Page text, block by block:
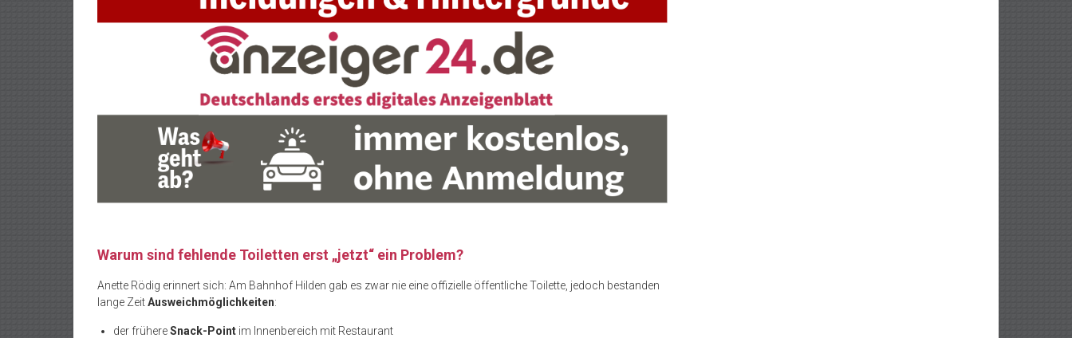
Warum sind fehlende Toiletten erst „jetzt“ ein Problem?
Anette Rödig erinnert sich: Am Bahnhof Hilden gab es zwar nie eine offizielle öffentliche Toilette, jedoch bestanden
lange ZeitAusweichmöglichkeiten:
der frühereSnack-Point im Innenbereich mit Restaurant